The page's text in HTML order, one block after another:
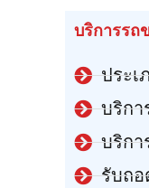
บริการรถ
ประเ
บริกา
บริก
รับถอ